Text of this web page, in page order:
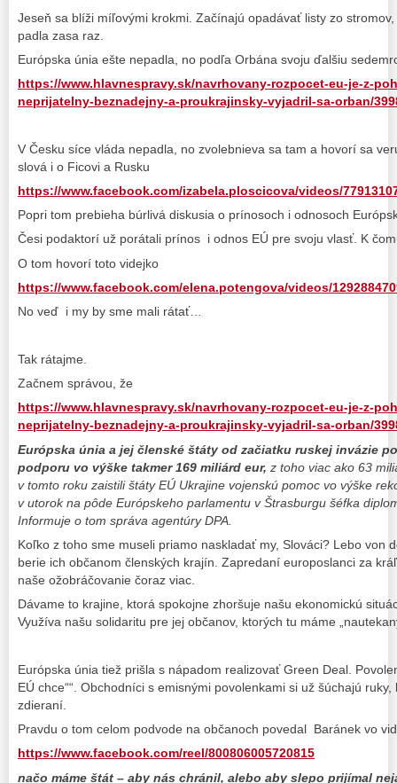
Jeseň sa blíži míľovými krokmi. Začínajú opadávať listy zo
padla zasa raz.
Európska únia ešte nepadla, no podľa Orbána svoju ďalšiu
https://www.hlavnespravy.sk/navrhovany-rozpocet-eu-je-z-
neprijatelny-beznadejny-a-proukrajinsky-vyjadril-sa-orban/
V Česku síce vláda nepadla, no zvolebnieva sa tam a hovorí sa
slová i o Ficovi a Rusku
https://www.facebook.com/izabela.ploscicova/videos/
Popri tom prebieha búrlivá diskusia o prínosoch i odnosoch
Česi podaktorí už porátali prínos i odnos EÚ pre svoju vlasť. K
O tom hovorí toto videjko
https://www.facebook.com/elena.potengova/videos/
No veď i my by sme mali rátať…
Tak rátajme.
Začnem správou, že
https://www.hlavnespravy.sk/navrhovany-rozpocet-eu-je-z-
neprijatelny-beznadejny-a-proukrajinsky-vyjadril-sa-orban/
Európska únia a jej členské štáty od začiatku ruskej invázie
podporu vo výške takmer 169 miliárd eur, z toho viac ako 63
v tomto roku zaistili štáty EÚ Ukrajine vojenskú pomoc vo výške
v utorok na pôde Európskeho parlamentu v Štrasburgu šéfka
Informuje o tom správa agentúry DPA.
Koľko z toho sme museli priamo naskladať my, Slováci? Lebo von
berie ich občanom členských krajín. Zapredaní europoslanci za
naše ožobráčovanie čoraz viac.
Dávame to krajine, ktorá spokojne zhoršuje našu ekonomickú
Využíva našu solidaritu pre jej občanov, ktorých tu máme
Európska únia tiež prišla s nápadom realizovať Green Deal.
EÚ chce““. Obchodníci s emisnými povolenkami si už šúchajú
zdieraní.
Pravdu o tom celom podvode na občanoch povedal Baránek vo
https://www.facebook.com/reel/800806005720815
načo máme štát – aby nás chránil, alebo aby slepo prijímal